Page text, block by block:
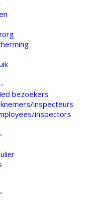
bezoekers
inspecteurs
inspectors
leidingen:
ondergronds